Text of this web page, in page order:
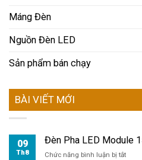
Máng Đèn
Nguồn Đèn LED
Sản phẩm bán chạy
BÀI VIẾT MỚI
09
Th8
Đèn Pha LED Module
Chức năng bình luận bị tắtở